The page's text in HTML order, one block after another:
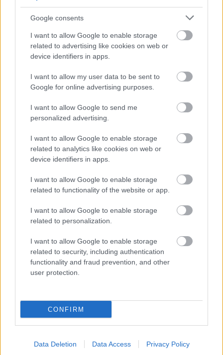
Google consents
I want to allow Google to enable storage
related to advertising like cookies on web or
device identifiers in apps.
I want to allow my user data to be sent to
Google for online advertising purposes.
I want to allow Google to send me
personalized advertising.
I want to allow Google to enable storage
related to analytics like cookies on web or
device identifiers in apps.
I want to allow Google to enable storage
related to functionality of the website or app.
I want to allow Google to enable storage
related to personalization.
I want to allow Google to enable storage
related to security, including authentication
functionality and fraud prevention, and other
user protection.
CONFIRM
Data Deletion Data Access Privacy Policy
KÁNIKULA-AKTUÁL: MEGHOSSZABBÍTOTTÁK A
HŐSÉGRIASZTÁST, A KÖVETKEZŐ 48 ÓRA LEHET A
SZEMPONTJÁBÓL, DE AZ UTOLSÓ PAKSI TURBINA
EGYELŐRE KITART
A Védelmi Munkacsoport szerint egyelőre stabil az ország
villamosenergia-rendszere, de továbbra is takarékosságra kérik
a lakosságot és a nagyfogyasztókat.